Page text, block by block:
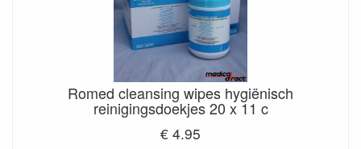
Romed cleansing wipes hygiënisch
reinigingsdoekjes 20 x 11 c
€ 4.95